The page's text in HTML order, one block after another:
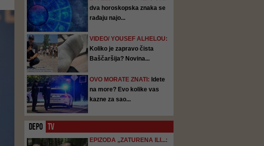
dva horoskopska znaka se
rađaju najo...
VIDEO/ YOUSEF ALHELOU:
Koliko je zapravo čista
Baščaršija? Novina...
OVO MORATE ZNATI: Idete
na more? Evo kolike vas
kazne za sao...
DEPO TV
EPIZODA „ZATURENA ILI...: